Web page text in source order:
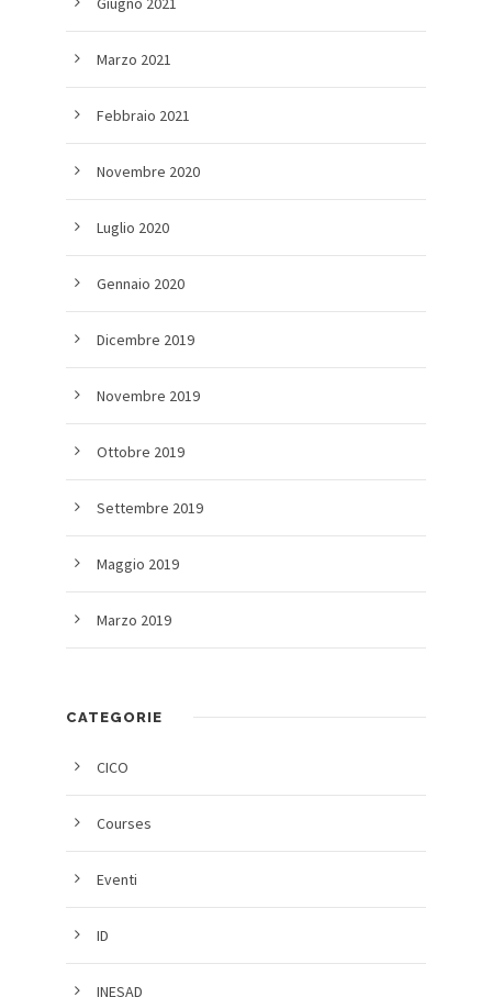
Marzo 2021
Febbraio 2021
Novembre 2020
Luglio 2020
Gennaio 2020
Dicembre 2019
Novembre 2019
Ottobre 2019
Settembre 2019
Maggio 2019
Marzo 2019
CATEGORIE
CICO
Courses
Eventi
ID
INESAD